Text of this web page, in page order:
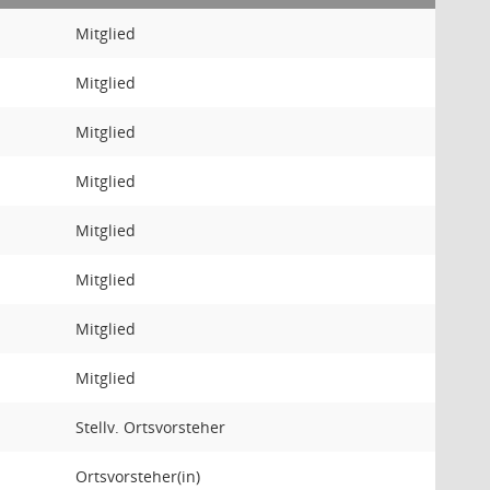
Mitglied
Mitglied
Mitglied
Mitglied
Mitglied
Mitglied
Mitglied
Mitglied
Stellv. Ortsvorsteher
Ortsvorsteher(in)